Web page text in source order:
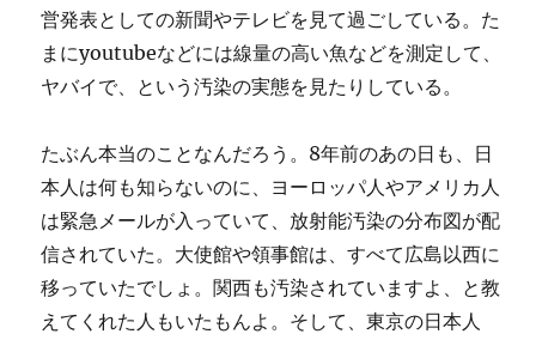
営発表としての新聞やテレビを見て過ごしている。た
まにyoutubeなどには線量の高い魚などを測定して、
ヤバイで、という汚染の実態を見たりしている。
たぶん本当のことなんだろう。8年前のあの日も、日
本人は何も知らないのに、ヨーロッパ人やアメリカ人
は緊急メールが入っていて、放射能汚染の分布図が配
信されていた。大使館や領事館は、すべて広島以西に
移っていたでしょ。関西も汚染されていますよ、と教
えてくれた人もいたもんよ。そして、東京の日本人